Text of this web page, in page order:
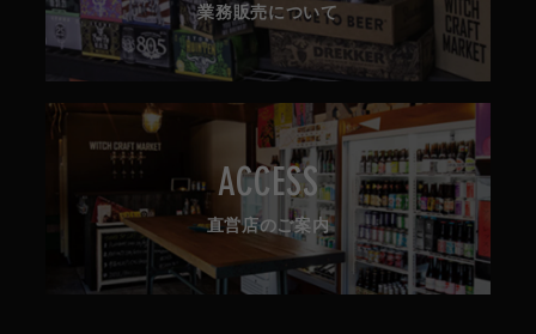
業務販売について
ACCESS
直営店のご案内